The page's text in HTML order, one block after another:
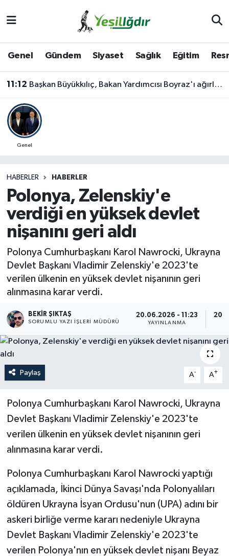
Genel Gündem Siyaset Sağlık Eğitim
11:12 Başkan Büyükkılıç, Bakan Yardımcısı Boyraz'ı ağırladı
Genel
HABERLER HABERLER
Polonya, Zelenskiy'e
verdiği en yüksek devlet
nişanını geri aldı
Polonya Cumhurbaşkanı Karol Nawrocki, Ukrayna
Devlet Başkanı Vladimir Zelenskiy'e 2023'te
verilen ülkenin en yüksek devlet nişanının geri
alınmasına karar verdi.
BEKIR ŞIKTAŞ
SORUMLU YAZI İŞLERI MÜDÜRÜ
20.06.2026 - 11:23
YAYINLANMA
Paylaş A- A+
Polonya Cumhurbaşkanı Karol Nawrocki, Ukrayna
Devlet Başkanı Vladimir Zelenskiy'e 2023'te
verilen ülkenin en yüksek devlet nişanının geri
alınmasına karar verdi.
Polonya Cumhurbaşkanı Karol Nawrocki yaptığı
açıklamada, İkinci Dünya Savaşı'nda Polonyalıları
öldüren Ukrayna İsyan Ordusu'nun (UPA) adını bir
askeri birliğe verme kararı nedeniyle Ukrayna
Devlet Başkanı Vladimir Zelenskiy'e 2023'te
verilen Polonya'nın en yüksek devlet nişanı Beyaz
İğdir Namaz Vakitleri
Iğdır Trafik Yoğunluk Haritası
Süper Lig Puan Durumu ve Fikstür
Son Dakika Haberleri
Haber Arşivi